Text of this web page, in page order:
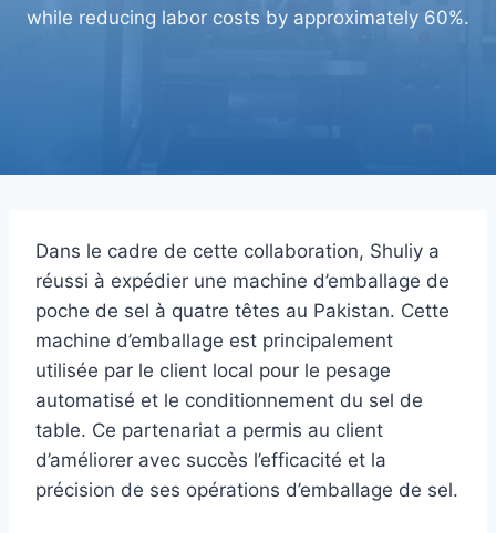
while reducing labor costs by approximately 60%.
Dans le cadre de cette collaboration, Shuliy a
réussi à expédier une machine d’emballage de
poche de sel à quatre têtes au Pakistan. Cette
machine d’emballage est principalement
utilisée par le client local pour le pesage
automatisé et le conditionnement du sel de
table. Ce partenariat a permis au client
d’améliorer avec succès l’efficacité et la
précision de ses opérations d’emballage de sel.